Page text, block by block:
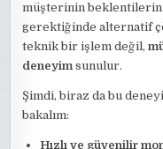
müşterinin beklentilerini
gerektiğinde alternatif
teknik bir işlem değil,
deneyimsunulur.
Şimdi, biraz da bu
bakalım:
Hızlı ve güvenilir